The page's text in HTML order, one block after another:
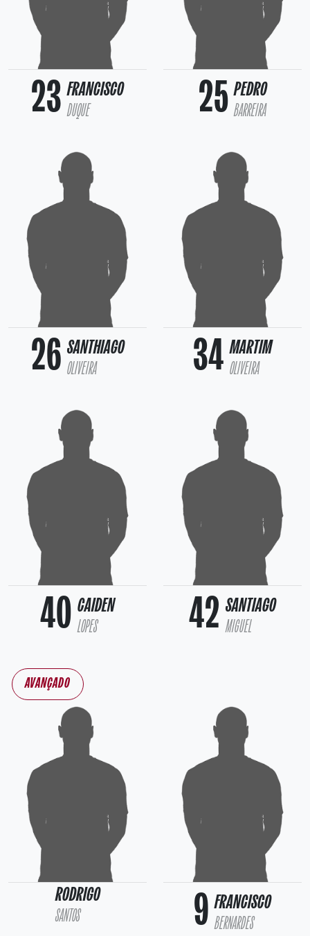
23 FRANCISCO
DUQUE 25 PEDRO
BARREIRA
26 SANTHIAGO
OLIVEIRA 34 MARTIM
OLIVEIRA
40 CAIDEN
LOPES 42 SANTIAGO
MIGUEL
AVANÇADO
RODRIGO
SANTOS 9 FRANCISCO
BERNARDES